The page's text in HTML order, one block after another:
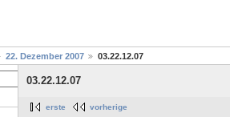
22. Dezember 2007 03.22.12.07
03.22.12.07
erste vorherige